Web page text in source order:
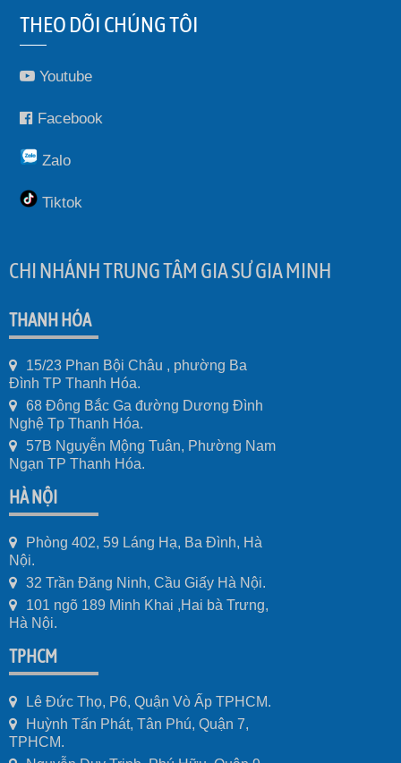
THEO DÕI CHÚNG TÔI
Youtube
Facebook
Zalo
Tiktok
CHI NHÁNH TRUNG TÂM GIA SƯ GIA MINH
THANH HÓA
15/23 Phan Bội Châu , phường Ba
Đình TP Thanh Hóa.
68 Đông Bắc Ga đường Dương Đình
Nghệ Tp Thanh Hóa.
57B Nguyễn Mộng Tuân, Phường Nam
Ngạn TP Thanh Hóa.
HÀ NỘI
Phòng 402, 59 Láng Hạ, Ba Đình, Hà
Nội.
32 Trần Đăng Ninh, Cầu Giấy Hà Nội.
101 ngõ 189 Minh Khai ,Hai bà Trưng,
Hà Nội.
TPHCM
Lê Đức Thọ, P6, Quận Vò Ấp TPHCM.
Huỳnh Tấn Phát, Tân Phú, Quận 7,
TPHCM.